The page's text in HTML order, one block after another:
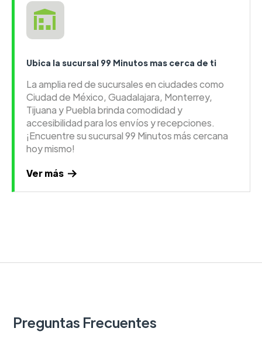
Ubica la sucursal 99 Minutos mas cerca de ti
La amplia red de sucursales en ciudades como
Ciudad de México, Guadalajara, Monterrey,
Tijuana y Puebla brinda comodidad y
accesibilidad para los envíos y recepciones.
¡Encuentre su sucursal 99 Minutos más cercana
hoy mismo!
Ver más
Preguntas Frecuentes